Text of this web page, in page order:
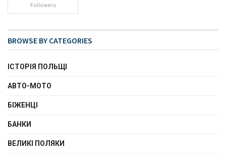
Followers
BROWSE BY CATEGORIES
ІСТОРІЯ ПОЛЬЩІ
АВТО-МОТО
БІЖЕНЦІ
БАНКИ
ВЕЛИКІ ПОЛЯКИ